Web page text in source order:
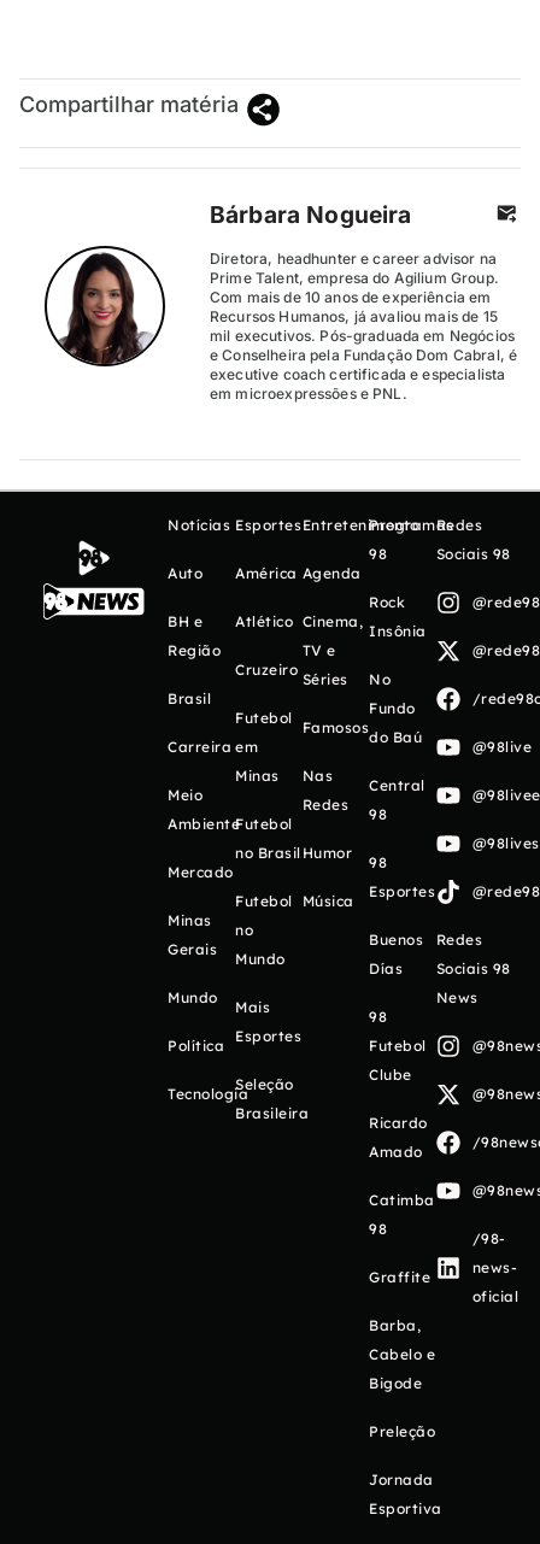
Compartilhar matéria
Bárbara Nogueira
Diretora, headhunter e career advisor na
Prime Talent, empresa do Agilium Group.
Com mais de 10 anos de experiência em
Recursos Humanos, já avaliou mais de 15
mil executivos. Pós-graduada em Negócios
e Conselheira pela Fundação Dom Cabral, é
executive coach certificada e especialista
em microexpressões e PNL.
Notícias
Auto
BH e
Região
Brasil
Carreira
Meio
Ambiente
Mercado
Minas
Gerais
Mundo
Política
Tecnologia
Esportes
América
Atlético
Cruzeiro
Futebol
em
Minas
Futebol
no Brasil
Futebol
no
Mundo
Mais
Esportes
Seleção
Brasileira
Entretenimento
Agenda
Cinema,
TV e
Séries
Famosos
Nas
Redes
Humor
Música
Programas
98
Rock
Insônia
No
Fundo
do Baú
Central
98
98
Esportes
Buenos
Días
98
Futebol
Clube
Ricardo
Amado
Catimba
98
Graffite
Barba,
Cabelo e
Bigode
Preleção
Jornada
Esportiva
Redes
Sociais 98
/
@98live
Redes
Sociais 98
News
/
/98-
news-
oficial